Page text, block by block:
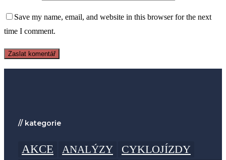
Save my name, email, and website in this browser for the next
time I comment.
// kategorie
AKCE ANALÝZY CYKLOJÍZDY